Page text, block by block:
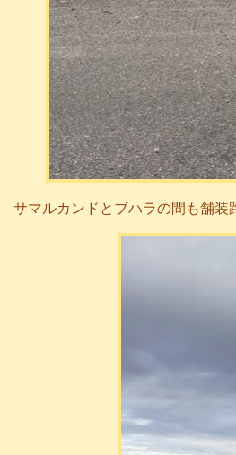
サマルカンドとブハラの間も舗装